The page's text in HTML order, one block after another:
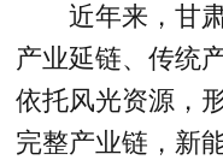
近年来，甘肃
产业延链、传统
依托风光资源，
完整产业链，新